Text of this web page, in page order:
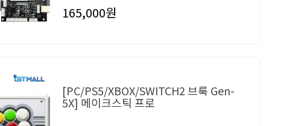
165,000원
[PC/PS5/XBOX/SWITCH2 브룩 Gen-
5X] 메이크스틱 프로